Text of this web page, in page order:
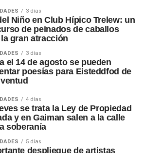
3 días
Niño en Club Hípico Trelew: un
de peinados de caballos
gran atracción
3 días
el 14 de agosto se pueden
poesías para Eisteddfod de
4 días
se trata la Ley de Propiedad
y en Gaiman salen a la calle
soberanía
5 días
despliegue de artistas